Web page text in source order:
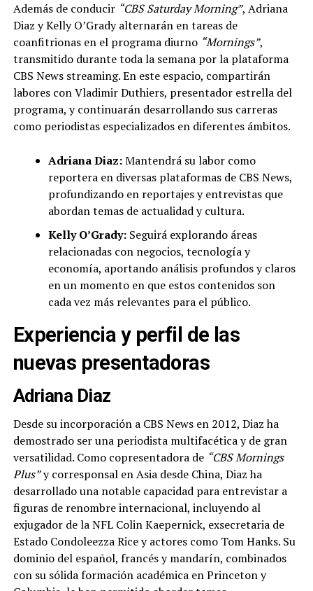
Además de conducir “CBS Saturday Morning”, Adriana
Diaz y Kelly O’Grady alternarán en tareas de
coanfitrionas en el programa diurno “Mornings”,
transmitido durante toda la semana por la plataforma
CBS News streaming. En este espacio, compartirán
labores con Vladimir Duthiers, presentador estrella del
programa, y continuarán desarrollando sus carreras
como periodistas especializados en diferentes ámbitos.
Adriana Diaz:Mantendrá su labor como
reportera en diversas plataformas de CBS News,
profundizando en reportajes y entrevistas que
abordan temas de actualidad y cultura.
Kelly O’Grady:Seguirá explorando áreas
relacionadas con negocios, tecnología y
economía, aportando análisis profundos y claros
en un momento en que estos contenidos son
cada vez más relevantes para el público.
Experiencia y perfil de las
nuevas presentadoras
Adriana Diaz
Desde su incorporación a CBS News en 2012, Diaz ha
demostrado ser una periodista multifacética y de gran
versatilidad. Como copresentadora de “CBS Mornings
Plus”y corresponsal en Asia desde China, Diaz ha
desarrollado una notable capacidad para entrevistar a
figuras de renombre internacional, incluyendo al
exjugador de la NFL Colin Kaepernick, exsecretaria de
Estado Condoleezza Rice y actores como Tom Hanks. Su
dominio del español, francés y mandarín, combinados
con su sólida formación académica en Princeton y